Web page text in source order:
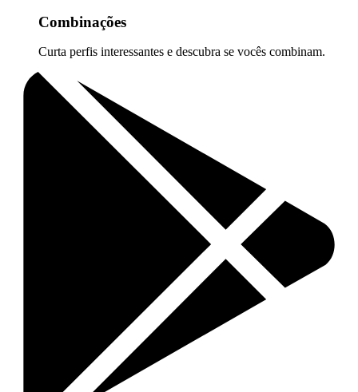
Combinações
Curta perfis interessantes e descubra se vocês combinam.